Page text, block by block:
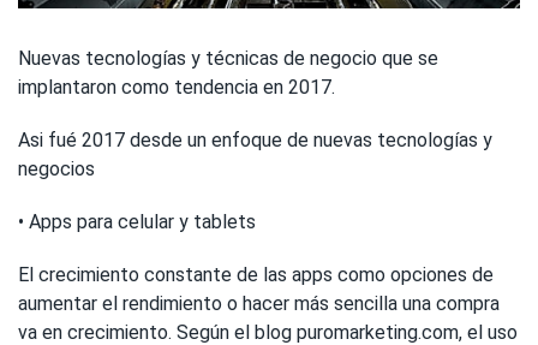
Nuevas tecnologías y técnicas de negocio que se
implantaron como tendencia en 2017.
Asi fué 2017 desde un enfoque de nuevas tecnologías y
negocios
• Apps para celular y tablets
El crecimiento constante de las apps como opciones de
aumentar el rendimiento o hacer más sencilla una compra
va en crecimiento. Según el blog puromarketing.com, el uso